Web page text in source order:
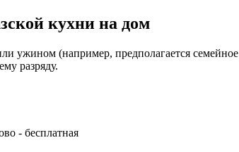
кухни на дом
ужином (например, предполагается
разряду.
- бесплатная